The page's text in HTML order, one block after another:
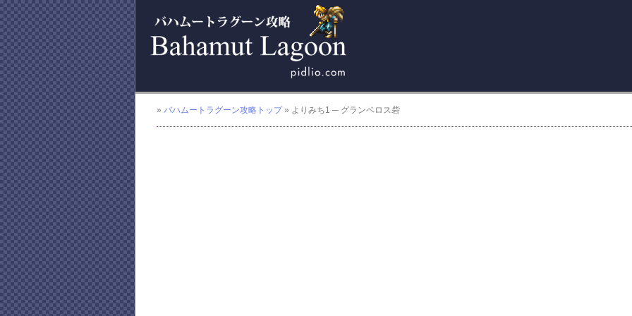
» バハムートラグーン攻略トップ» よりみち1 ─ グランベロス砦